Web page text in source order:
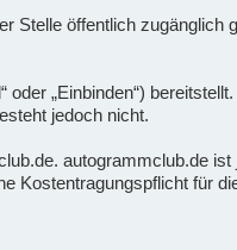
Stelle öffentlich zugänglich
„Einbinden“)
jedoch nicht.
autogrammclub.de
Kostentragungspflicht für